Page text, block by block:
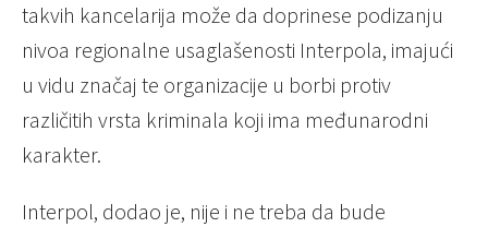
takvih kancelarija može da doprinese podizanju
nivoa regionalne usaglašenosti Interpola, imajući
u vidu značaj te organizacije u borbi protiv
različitih vrsta kriminala koji ima međunarodni
karakter.
Interpol, dodao je, nije i ne treba da bude